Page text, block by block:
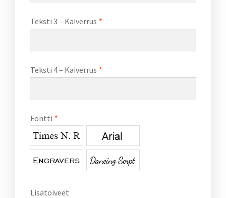
Teksti 3 – Kaiverrus *
Teksti 4 – Kaiverrus *
Fontti *
Lisätoiveet